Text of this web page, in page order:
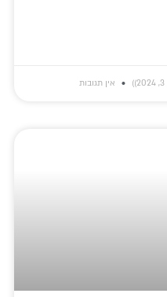
אין תגובות